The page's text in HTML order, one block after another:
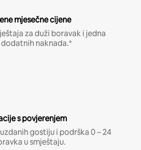
mjesečne cijene
za duži boravak i jedna
naknada.*
s povjerenjem
gostiju i podrška 0 – 24
u smještaju.